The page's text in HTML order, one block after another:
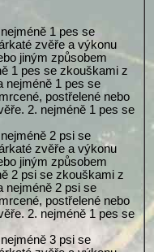
1 pes se
zvěře a výkonu
jiným způsobem
1 pes se zkouškami z
nejméně 1 pes se
postřelené nebo
2. nejméně 1 pes se
2 psi se
zvěře a výkonu
jiným způsobem
2 psi se zkouškami z
nejméně 2 psi se
postřelené nebo
2. nejméně 1 pes se
3 psi se